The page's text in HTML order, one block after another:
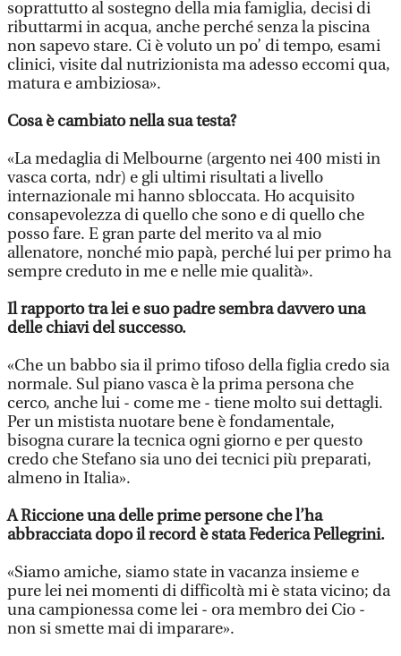
soprattutto al sostegno della mia famiglia, decisi di
ributtarmi in acqua, anche perché senza la piscina
non sapevo stare. Ci è voluto un po’ di tempo, esami
clinici, visite dal nutrizionista ma adesso eccomi qua,
matura e ambiziosa».
Cosa è cambiato nella sua testa?
«La medaglia di Melbourne (argento nei 400 misti in
vasca corta, ndr) e gli ultimi risultati a livello
internazionale mi hanno sbloccata. Ho acquisito
consapevolezza di quello che sono e di quello che
posso fare. E gran parte del merito va al mio
allenatore, nonché mio papà, perché lui per primo ha
sempre creduto in me e nelle mie qualità».
Il rapporto tra lei e suo padre sembra davvero una
delle chiavi del successo.
«Che un babbo sia il primo tifoso della figlia credo sia
normale. Sul piano vasca è la prima persona che
cerco, anche lui - come me - tiene molto sui dettagli.
Per un mistista nuotare bene è fondamentale,
bisogna curare la tecnica ogni giorno e per questo
credo che Stefano sia uno dei tecnici più preparati,
almeno in Italia».
A Riccione una delle prime persone che l’ha
abbracciata dopo il record è stata Federica Pellegrini.
«Siamo amiche, siamo state in vacanza insieme e
pure lei nei momenti di difficoltà mi è stata vicino; da
una campionessa come lei - ora membro dei Cio -
non si smette mai di imparare».